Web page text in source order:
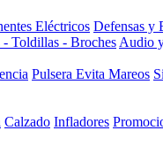
Eléctricos Defensas y
- Toldillas - Broches Audio
Pulsera Evita Mareos
Calzado Infladores